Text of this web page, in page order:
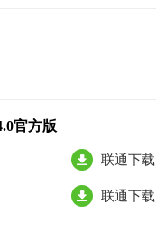
官方版
联通下载
联通下载